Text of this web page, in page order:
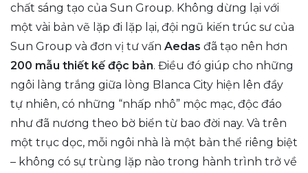
chất sáng tạo của Sun Group. Không dừng lại với
một vài bản vẽ lặp đi lặp lại, đội ngũ kiến trúc sư của
Sun Group và đơn vị tư vấn Aedas đã tạo nên hơn
200 mẫu thiết kế độc bản. Điều đó giúp cho những
ngôi làng trắng giữa lòng Blanca City hiện lên đầy
tự nhiên, có những “nhấp nhô” mộc mạc, độc đáo
như đã nương theo bờ biển từ bao đời nay. Và trên
một trục dọc, mỗi ngôi nhà là một bản thể riêng biệt
– không có sự trùng lặp nào trong hành trình trở về